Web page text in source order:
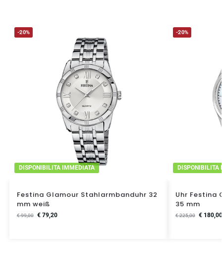
-20%
DISPONIBILITA IMMEDIATA
Festina Glamour Stahlarmbanduhr 32
mm weiß
€99,00 €79,20
-20%
DISPONIBILITA
Uhr Festina
35 mm
€225,00 €180,00